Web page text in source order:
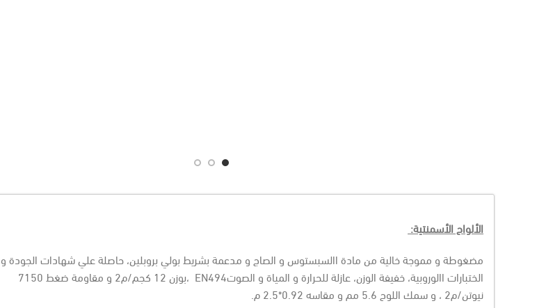
الألواح الأسمنتية:
مضغوطة و مموجة خالية من مادة االسبستوس و الصاج و مدعمة بشريط بولي بروبلين، حاصلة علي شهادات الجودة و
الختبارات االوروبية، خفيفة الوزن، عازلة للحرارة و المياة و الصوتEN494
،بوزن 12 كجم/م2 و مقاومة ضغط 7150
نيوتن/م2 ، و سمك اللوح 5.6 مم و مقاسه 0.92*2.5 م.